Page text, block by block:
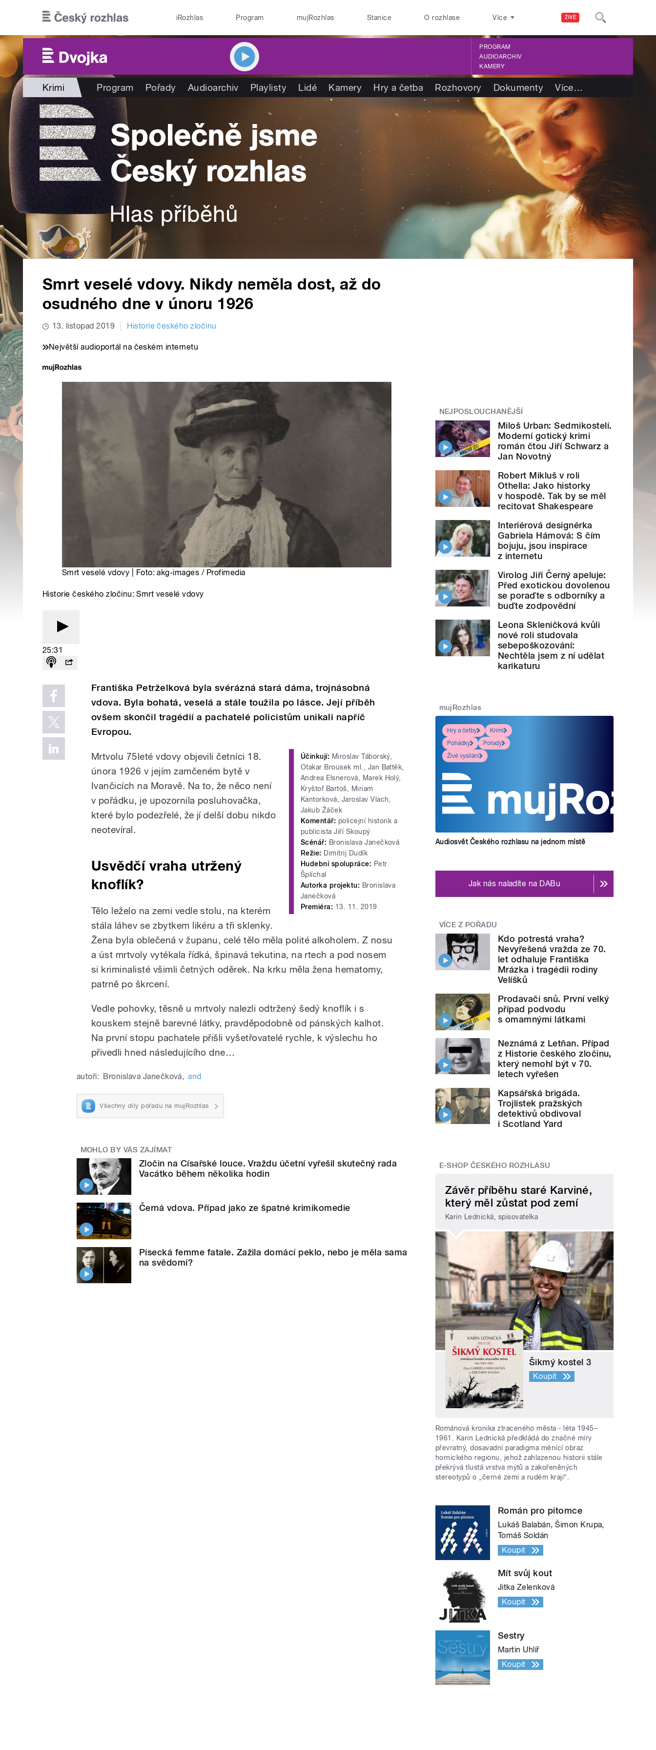
ŽIVĚ
iRozhlas Program mujRozhlas Stanice O rozhlase Více
PROGRAM
AUDIOARCHIV
KAMERY
Krimi Program Pořady Audioarchiv Playlisty Lidé Kamery Hry a četba Rozhovory Dokumenty Více…
Smrt veselé vdovy. Nikdy neměla dost, až do
osudného dne v únoru 1926
13. listopad 2019 Historie českého zločinu
Největší audioportál na českém internetu
Smrt veselé vdovy | Foto: akg-images / Profimedia
Historie českého zločinu: Smrt veselé vdovy
25:31
Františka Petrželková byla svérázná stará dáma, trojnásobná
vdova. Byla bohatá, veselá a stále toužila po lásce. Její příběh
ovšem skončil tragédií a pachatelé policistům unikali napříč
Evropou.
Účinkují: Miroslav Táborský,
Otakar Brousek ml., Jan Battěk,
Andrea Elsnerová, Marek Holý,
Kryštof Bartoš, Miriam
Kantorková, Jaroslav Vlach,
Jakub Žáček
Komentář: policejní historik a
publicista Jiří Skoupý
Scénář: Bronislava Janečková
Režie: Dimitrij Dudík
Hudební spolupráce: Petr
Šplíchal
Autorka projektu: Bronislava
Janečková
Premiéra: 13. 11. 2019
Mrtvolu 75leté vdovy objevili četníci 18.
února 1926 v jejím zamčeném bytě v
Ivančicích na Moravě. Na to, že něco není
v pořádku, je upozornila posluhovačka,
které bylo podezřelé, že jí delší dobu nikdo
neotevíral.
Usvědčí vraha utržený
knoflík?
Tělo leželo na zemi vedle stolu, na kterém
stála láhev se zbytkem likéru a tři sklenky.
Žena byla oblečená v županu, celé tělo měla polité alkoholem. Z nosu
a úst mrtvoly vytékala řídká, špinavá tekutina, na rtech a pod nosem
si kriminalisté všimli četných oděrek. Na krku měla žena hematomy,
patrně po škrcení.
Vedle pohovky, těsně u mrtvoly nalezli odtržený šedý knoflík i s
kouskem stejně barevné látky, pravděpodobně od pánských kalhot.
Na první stopu pachatele přišli vyšetřovatelé rychle, k výslechu ho
přivedli hned následujícího dne…
autoři: Bronislava Janečková, and
Všechny díly pořadu na mujRozhlas
MOHLO BY VÁS ZAJÍMAT
Zločin na Císařské louce. Vraždu účetní vyřešil skutečný rada
Vacátko během několika hodin
Černá vdova. Případ jako ze špatné krimikomedie
Písecká femme fatale. Zažila domácí peklo, nebo je měla sama
na svědomí?
NEJPOSLOUCHANĚJŠÍ
Miloš Urban: Sedmikostelí.
Moderní gotický krimi
román čtou Jiří Schwarz a
Jan Novotný
Robert Mikluš v roli
Othella: Jako historky
v hospodě. Tak by se měl
recitovat Shakespeare
Interiérová designérka
Gabriela Hámová: S čím
bojuju, jsou inspirace
z internetu
Virolog Jiří Černý apeluje:
Před exotickou dovolenou
se poraďte s odborníky a
buďte zodpovědní
Leona Skleničková kvůli
nové roli studovala
sebepoškozování:
Nechtěla jsem z ní udělat
karikaturu
mujRozhlas
Hry a četby
Krimi
Pohádky
Pořady
Živé vysílání
Audiosvět Českého rozhlasu na jednom místě
Jak nás naladíte na DABu
VÍCE Z POŘADU
Kdo potrestá vraha?
Nevyřešená vražda ze 70.
let odhaluje Františka
Mrázka i tragédii rodiny
Velíšků
Prodavači snů. První velký
případ podvodu
s omamnými látkami
Neznámá z Letňan. Případ
z Historie českého zločinu,
který nemohl být v 70.
letech vyřešen
Kapsářská brigáda.
Trojlístek pražských
detektivů obdivoval
i Scotland Yard
E-SHOP ČESKÉHO ROZHLASU
Závěr příběhu staré Karviné,
který měl zůstat pod zemí
Karin Lednická, spisovatelka
Šikmý kostel 3
Koupit
Románová kronika ztraceného města - léta 1945–
1961. Karin Lednická předkládá do značné míry
převratný, dosavadní paradigma měnící obraz
hornického regionu, jehož zahlazenou historii stále
překrývá tlustá vrstva mýtů a zakořeněných
stereotypů o „černé zemi a rudém kraji“.
Román pro pitomce
Lukáš Balabán, Šimon Krupa,
Tomáš Soldán
Koupit
Mít svůj kout
Jitka Zelenková
Koupit
Sestry
Martin Uhlíř
Koupit